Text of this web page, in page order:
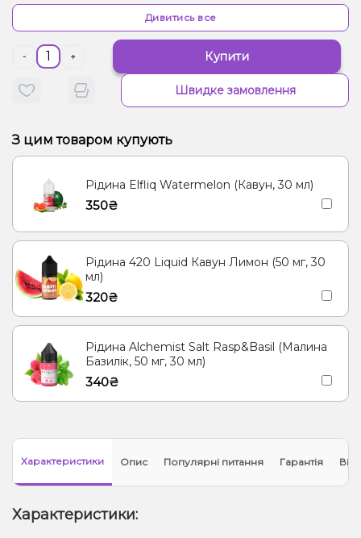
Дивитись все
- + Купити
Швидке замовлення
З цим товаром купують
Рідина Elfliq Watermelon (Кавун, 30 мл)
350₴
Рідина 420 Liquid Кавун Лимон (50 мг, 30
мл)
320₴
Рідина Alchemist Salt Rasp&Basil (Малина
Базилік, 50 мг, 30 мл)
340₴
Характеристики Опис Популярні питання Гарантія
Характеристики: